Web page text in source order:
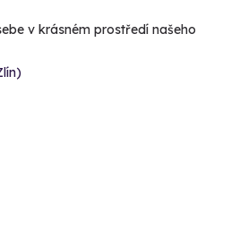
v krásném prostředí našeho